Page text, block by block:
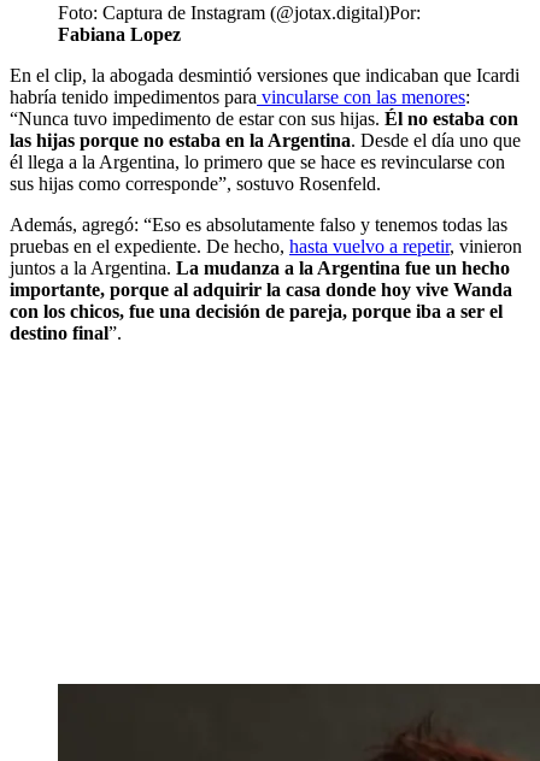
Foto: Captura de Instagram (@jotax.digital)Por:
Fabiana Lopez
En el clip, la abogada desmintió versiones que indicaban que Icardi
habría tenido impedimentos para vincularse con las menores:
“Nunca tuvo impedimento de estar con sus hijas. Él no estaba con
las hijas porque no estaba en la Argentina. Desde el día uno que
él llega a la Argentina, lo primero que se hace es revincularse con
sus hijas como corresponde”, sostuvo Rosenfeld.
Además, agregó: “Eso es absolutamente falso y tenemos todas las
pruebas en el expediente. De hecho, hasta vuelvo a repetir, vinieron
juntos a la Argentina. La mudanza a la Argentina fue un hecho
importante, porque al adquirir la casa donde hoy vive Wanda
con los chicos, fue una decisión de pareja, porque iba a ser el
destino final”.